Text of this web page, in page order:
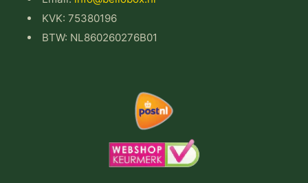
KVK: 75380196
BTW: NL860260276B01